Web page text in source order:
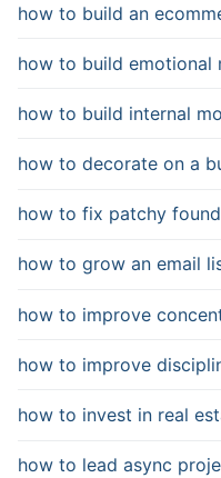
how to build an
how to build emotional
how to build internal
how to decorate on a
how to fix patchy
how to grow an email
how to improve
how to improve
how to invest in real
how to lead async